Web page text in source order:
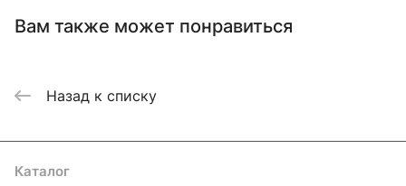
Вам также может понравиться
Назад к списку
Каталог